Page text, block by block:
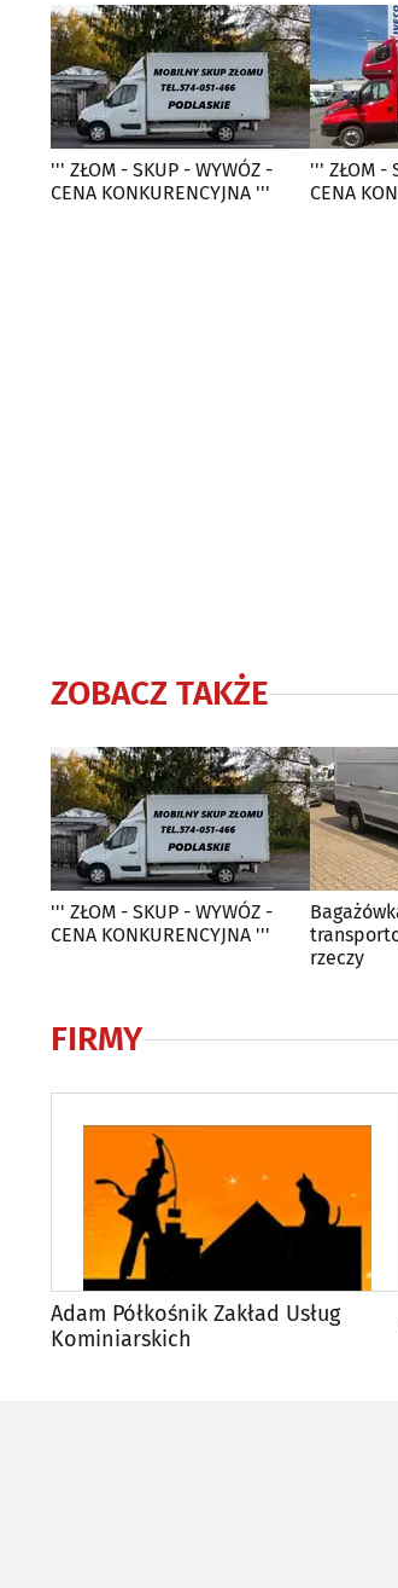
''' ZŁOM - SKUP - WYWÓZ -
CENA KONKURENCYJNA '''
''' ZŁOM -
CENA
ZOBACZ TAKŻE
''' ZŁOM - SKUP - WYWÓZ -
CENA KONKURENCYJNA '''
rzeczy
FIRMY
Adam Półkośnik Zakład Usług
Kominiarskich